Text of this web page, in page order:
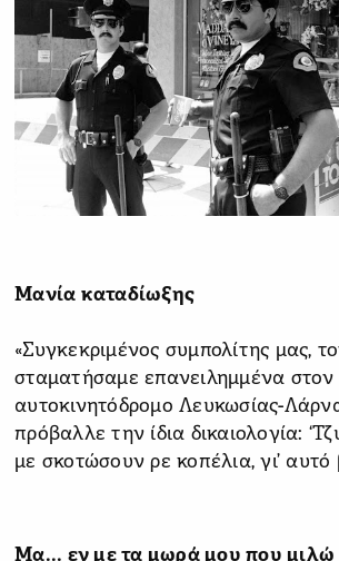
Μανία καταδίωξης
«Συγκεκριμένος συμπολίτης μας,
σταματήσαμε επανειλημμένα στον
αυτοκινητόδρομο Λευκωσίας-
πρόβαλλε την ίδια δικαιολογία:
με σκοτώσουν ρε κοπέλια, γι’ αυτό
Μα... εν με τα μωρά μου που μιλώ